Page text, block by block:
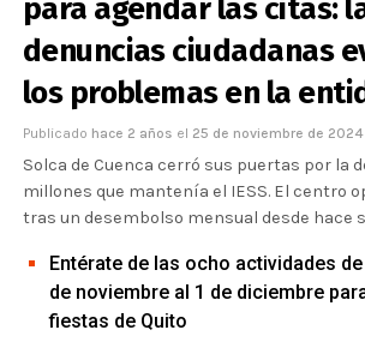
para agendar las citas:
denuncias ciudadanas
los problemas en la
Publicado hace 2 años el 25 de noviembre de 2024
Solca de Cuenca cerró sus puertas por la
millones que mantenía el IESS. El centro
tras un desembolso mensual desde hace
Entérate de las ocho actividades
de noviembre al 1 de diciembre
fiestas de Quito